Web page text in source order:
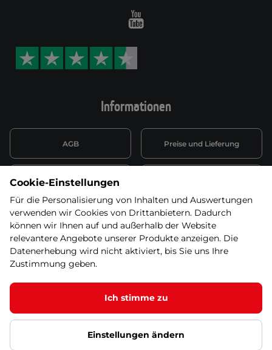
Informationen
AGB Preise und Lieferung
Datenschutzerklärung
Wiederufsbelehrung mit Link
zum Formular
Batterieentsorgung
Informationen zu Elektro-
und Elektonikgeräten
Widerruf erklären
Youtube
© 2026 SEVEN SPORT s.r.o Alle Rechte vorbehalten1
Datenschutzgrundsätze Google Datenschutz Google
Cookie-Einstellungen
Für die Personalisierung von Inhalten und Auswertungen
verwenden wir Cookies von Drittanbietern. Dadurch
können wir Ihnen auf und außerhalb der Website
relevantere Angebote unserer Produkte anzeigen. Die
Datenerhebung wird nicht aktiviert, bis Sie uns Ihre
Zustimmung geben.
Ich stimme zu
Einstellungen ändern